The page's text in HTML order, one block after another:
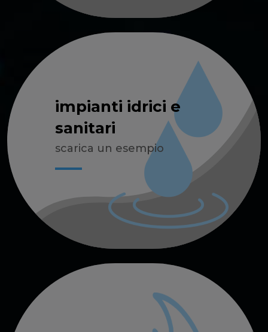
impianti idrici e
sanitari
scarica un esempio